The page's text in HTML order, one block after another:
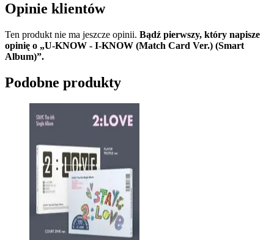
Opinie klientów
Ten produkt nie ma jeszcze opinii. Bądź pierwszy, który napisze
opinię o „U-KNOW - I-KNOW (Match Card Ver.) (Smart
Album)”.
Podobne produkty